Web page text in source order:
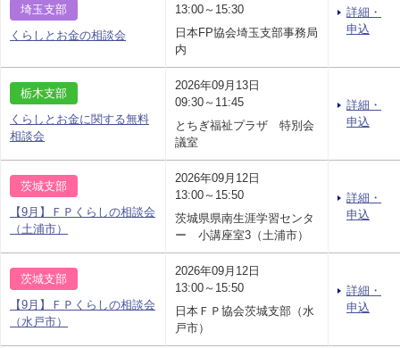
埼玉支部
くらしとお金の相談会
13:00～15:30
日本FP協会埼玉支部事務局
内
詳細・
申込
栃木支部
くらしとお金に関する無料
相談会
2026年09月13日
09:30～11:45
とちぎ福祉プラザ 特別会
議室
詳細・
申込
茨城支部
【9月】ＦＰくらしの相談会
（土浦市）
2026年09月12日
13:00～15:50
茨城県県南生涯学習センタ
ー 小講座室3（土浦市）
詳細・
申込
茨城支部
【9月】ＦＰくらしの相談会
（水戸市）
2026年09月12日
13:00～15:50
日本ＦＰ協会茨城支部（水
戸市）
詳細・
申込